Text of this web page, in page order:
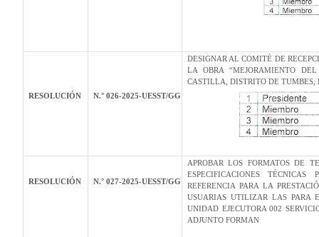
RESOLUCIÓN N.° 026-2025-UESST/GG
DESIGNAR AL COMITÉ DE
LA OBRA “MEJORAMIENTO
CASTILLA, DISTRITO DE TUMBES;
RESOLUCIÓN N.° 027-2025-UESST/GG
APROBAR LOS FORMATOS DE
ESPECIFICACIONES
REFERENCIA PARA LA
USUARIAS UTILIZAR LAS PARA
UNIDAD EJECUTORA 002
ADJUNTO FORMAN